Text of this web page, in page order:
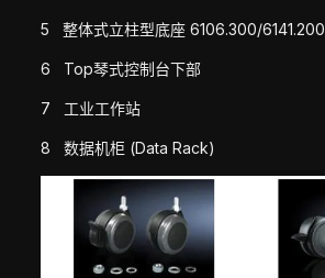
5 整体式立柱型底座 6106.300/6141.200
6 Top琴式控制台下部
7 工业工作站
8 数据机柜 (Data Rack)